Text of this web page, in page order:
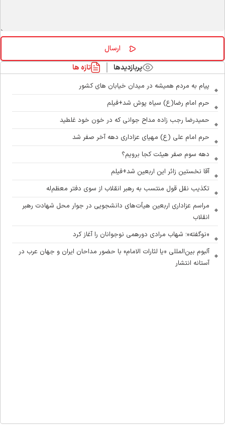
پربازدیدها تازه ها
پیام به مردم همیشه در میدان خیابان های کشور
حرم امام رضا(ع) سیاه پوش شد+فیلم
حمیدرضا رجب زاده مداح جوانی که در خون خود غلطید
حرم امام علی (ع) مهیای عزاداری دهه آخر صفر شد
دهه سوم صفر هیئت کجا برویم؟
آقا نخستین زائر این اربعین شد+فیلم
تکذیب نقل قول منتسب به رهبر انقلاب از سوی دفتر معظم‌له
مراسم عزاداری اربعین هیأت‌های دانشجویی در جوار محل شهادت رهبر
انقلاب
«نوگفته»؛ شهاب مرادی دورهمی نوجوانان را آغاز کرد
آلبوم بین‌المللی «یا لثارات الامام» با حضور مداحان ایران و جهان عرب در
آستانه انتشار